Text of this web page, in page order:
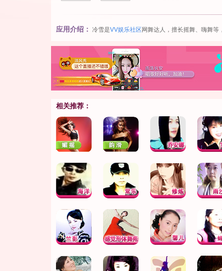
应用介绍： 冷雪是VV娱乐社区 网舞达人，擅长摇舞、嗨舞
相关推荐：